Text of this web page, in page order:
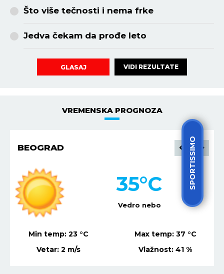
SPORTISSIMO
Što više tečnosti i nema frke
Jedva čekam da prođe leto
GLASAJ VIDI REZULTATE
VREMENSKA PROGNOZA
BEOGRAD
Vedro nebo
35°C
Min temp:23 °C Max temp: 37 °C
Vetar:2 m/s Vlažnost:41 %